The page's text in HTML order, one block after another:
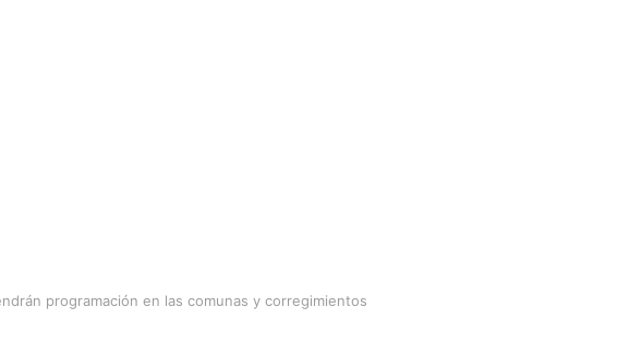
programación en las comunas y corregimientos